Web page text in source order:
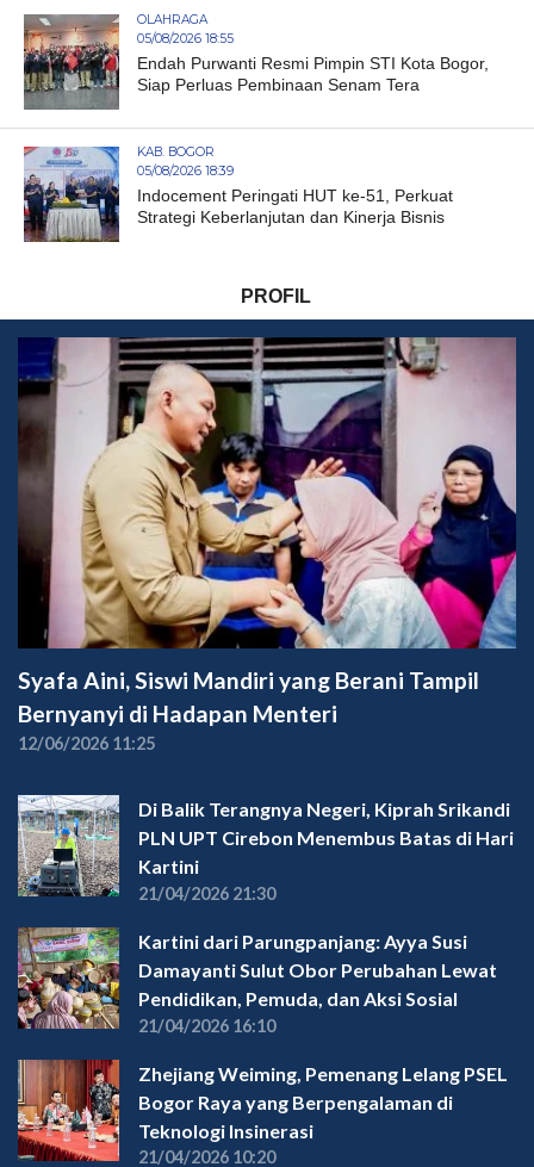
OLAHRAGA
05/08/2026 18:55
Endah Purwanti Resmi Pimpin STI Kota Bogor,
Siap Perluas Pembinaan Senam Tera
KAB. BOGOR
05/08/2026 18:39
Indocement Peringati HUT ke-51, Perkuat
Strategi Keberlanjutan dan Kinerja Bisnis
PROFIL
Syafa Aini, Siswi Mandiri yang Berani Tampil
Bernyanyi di Hadapan Menteri
12/06/2026 11:25
Di Balik Terangnya Negeri, Kiprah Srikandi
PLN UPT Cirebon Menembus Batas di Hari
Kartini
21/04/2026 21:30
Kartini dari Parungpanjang: Ayya Susi
Damayanti Sulut Obor Perubahan Lewat
Pendidikan, Pemuda, dan Aksi Sosial
21/04/2026 16:10
Zhejiang Weiming, Pemenang Lelang PSEL
Bogor Raya yang Berpengalaman di
Teknologi Insinerasi
21/04/2026 10:20